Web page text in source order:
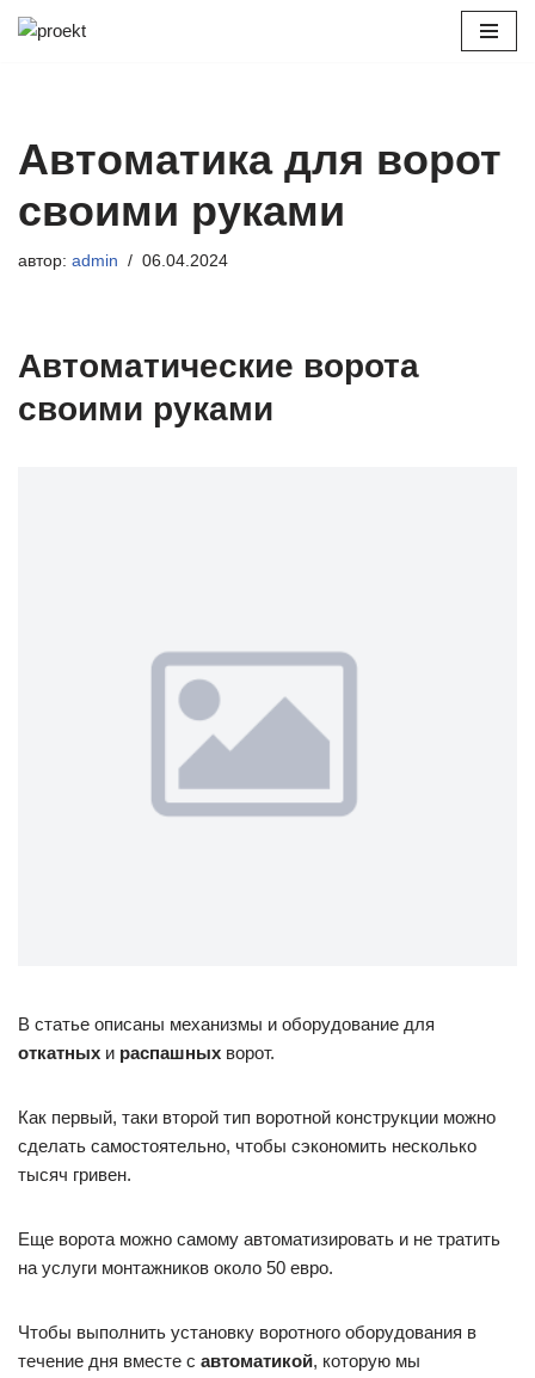
Автоматика для ворот
своими руками
автор: admin 06.04.2024
Автоматические ворота
своими руками
В статье описаны механизмы и оборудование для
откатных и распашных ворот.
Как первый, таки второй тип воротной конструкции можно
сделать самостоятельно, чтобы сэкономить несколько
тысяч гривен.
Еще ворота можно самому автоматизировать и не тратить
на услуги монтажников около 50 евро.
Чтобы выполнить установку воротного оборудования в
течение дня вместе с автоматикой, которую мы